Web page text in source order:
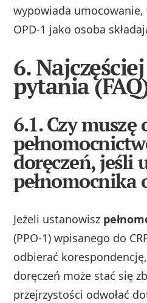
wypowiada
OPD‑1 jako osoba
6.
pytania
6.1. Czy muszę
doręczeń, jeśli
pełnomocnika
Jeżeli ustanowisz
(PPO‑1) wpisanego do
odbierać
doręczeń może stać się
przejrzystości odwołać